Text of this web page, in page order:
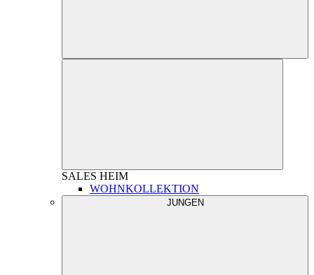
SALES HEIM
WOHNKOLLEKTION
JUNGEN